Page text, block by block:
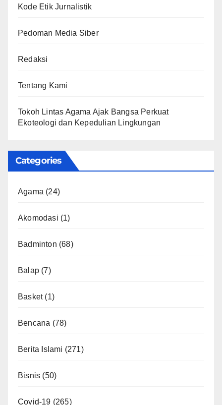
Kode Etik Jurnalistik
Pedoman Media Siber
Redaksi
Tentang Kami
Tokoh Lintas Agama Ajak Bangsa Perkuat
Ekoteologi dan Kepedulian Lingkungan
Categories
Agama (24)
Akomodasi (1)
Badminton (68)
Balap (7)
Basket(1)
Bencana (78)
Berita Islami (271)
Bisnis (50)
Covid-19 (265)